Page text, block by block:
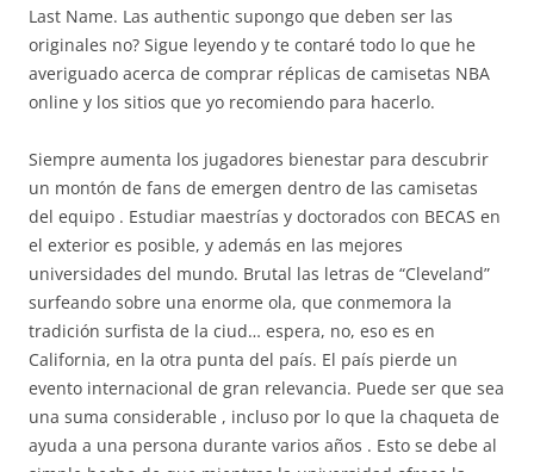
Last Name. Las authentic supongo que deben ser las
originales no? Sigue leyendo y te contaré todo lo que he
averiguado acerca de comprar réplicas de camisetas NBA
online y los sitios que yo recomiendo para hacerlo.
Siempre aumenta los jugadores bienestar para descubrir
un montón de fans de emergen dentro de las camisetas
del equipo . Estudiar maestrías y doctorados con BECAS en
el exterior es posible, y además en las mejores
universidades del mundo. Brutal las letras de “Cleveland”
surfeando sobre una enorme ola, que conmemora la
tradición surfista de la ciud… espera, no, eso es en
California, en la otra punta del país. El país pierde un
evento internacional de gran relevancia. Puede ser que sea
una suma considerable , incluso por lo que la chaqueta de
ayuda a una persona durante varios años . Esto se debe al